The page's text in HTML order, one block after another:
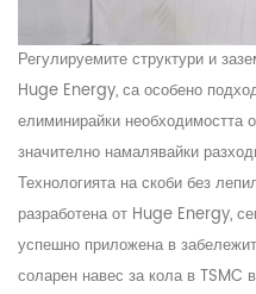
Регулируемите структури и
Huge Energy, са особено
елиминирайки необходимостта
значително намалявайки
Технологията на скоби без
разработена от Huge Energy,
успешно приложена в
соларен навес за кола в TSMC